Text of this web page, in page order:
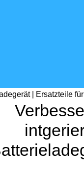
| Ersatzteile